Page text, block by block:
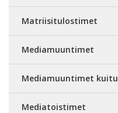
Matriisitulostimet
Mediamuuntimet
Mediamuuntimet kuitu
Mediatoistimet